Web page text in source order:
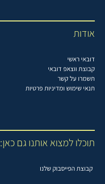
אודות
דובאי ראשי
קבוצת ווצאפ דובאי
תשמרו על קשר
תנאי שימוש ומדיניות פרטיות
תוכלו למצוא אותנו גם כאן:
קבוצת הפייסבוק שלנו